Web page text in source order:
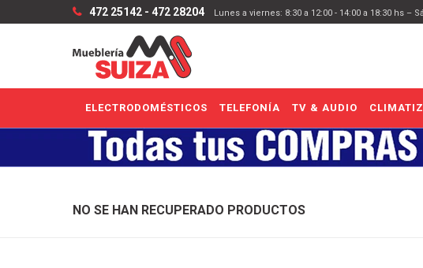
ELECTRODOMÉSTICOS TELEFONÍA TV & AUDIO
472 25142 - 472 28204 Lunes a viernes: 8:30 a 12:00 - 14:00 a 18:30 hs –
NO SE HAN RECUPERADO PRODUCTOS